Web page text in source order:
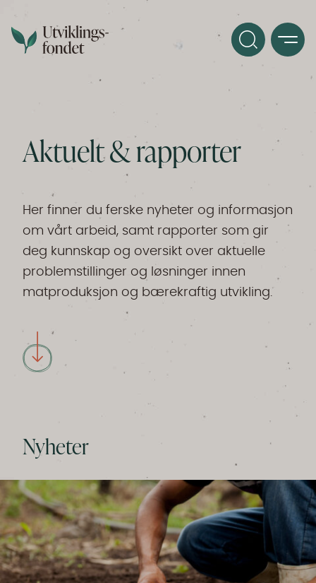
Aktuelt & rapporter
Her finner du ferske nyheter og informasjon
om vårt arbeid, samt rapporter som gir
deg kunnskap og oversikt over aktuelle
problemstillinger og løsninger innen
matproduksjon og bærekraftig utvikling.
Nyheter